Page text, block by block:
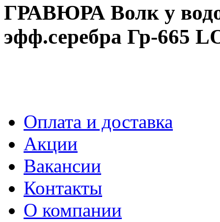
ГРАВЮРА Волк у
эфф.серебра Гр-665
Оплата и доставка
Акции
Вакансии
Контакты
О компании